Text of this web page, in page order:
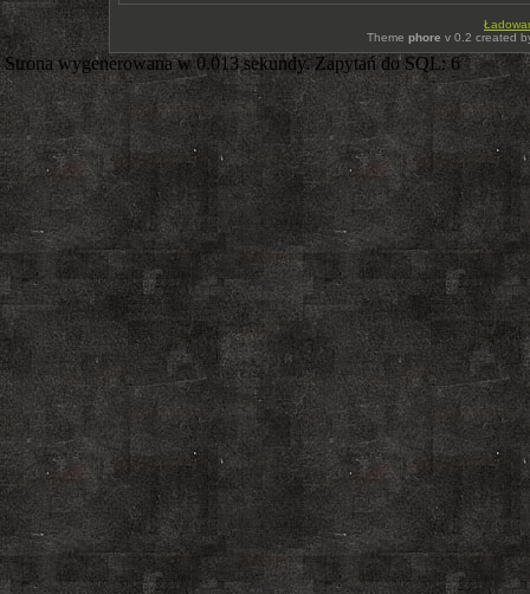
Theme phore v 0.2 created
Strona wygenerowana w 0.013 sekundy. Zapytań do SQL: 6